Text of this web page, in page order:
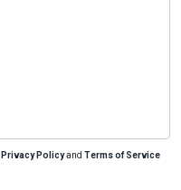
Privacy Policyand Terms of Service